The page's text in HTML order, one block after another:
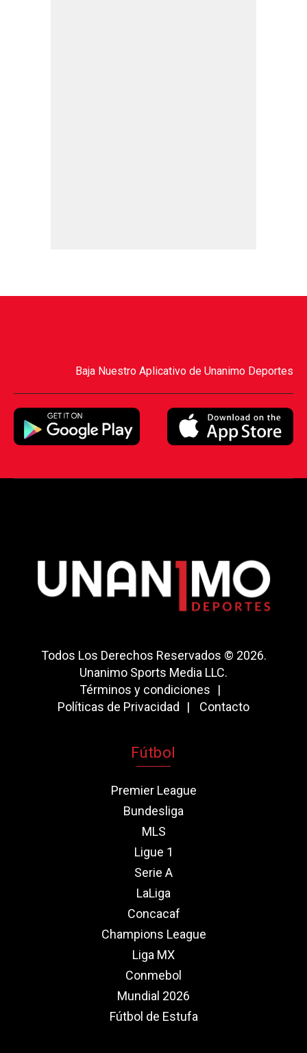
Baja Nuestro Aplicativo de Unanimo Deportes
Todos Los Derechos Reservados © 2026.
Unanimo Sports Media LLC.
Términos y condiciones
Políticas de Privacidad
Contacto
Fútbol
Premier League
Bundesliga
MLS
Ligue 1
Serie A
LaLiga
Concacaf
Champions League
Liga MX
Conmebol
Mundial 2026
Fútbol de Estufa